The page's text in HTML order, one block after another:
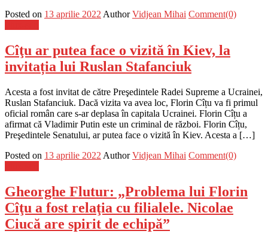
Posted on 13 aprilie 2022 Author Vidjean Mihai Comment(0)
Cîţu ar putea face o vizită în Kiev, la
invitația lui Ruslan Stafanciuk
Acesta a fost invitat de către Preşedintele Radei Supreme a Ucrainei,
Ruslan Stafanciuk. Dacă vizita va avea loc, Florin Cîțu va fi primul
oficial român care s-ar deplasa în capitala Ucrainei. Florin Cîțu a
afirmat că Vladimir Putin este un criminal de război. Florin Cîțu,
Preşedintele Senatului, ar putea face o vizită în Kiev. Acesta a […]
Posted on 13 aprilie 2022 Author Vidjean Mihai Comment(0)
Gheorghe Flutur: „Problema lui Florin
Cîţu a fost relaţia cu filialele. Nicolae
Ciucă are spirit de echipă”